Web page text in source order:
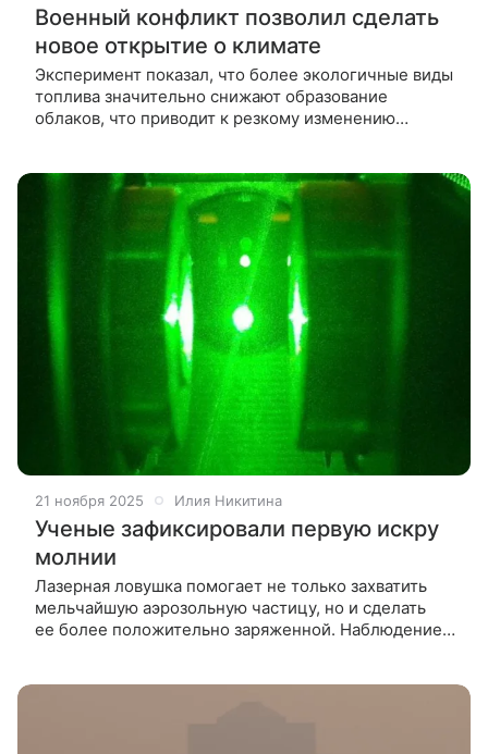
Военный конфликт позволил сделать
новое открытие о климате
Эксперимент показал, что более экологичные виды
топлива значительно снижают образование
облаков, что приводит к резкому изменению
21 ноября 2025 Илия Никитина
Ученые зафиксировали первую искру
молнии
Лазерная ловушка помогает не только захватить
мельчайшую аэрозольную частицу, но и сделать
ее более положительно заряженной. Наблюдение